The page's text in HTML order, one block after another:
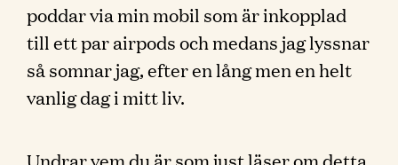
poddar via min mobil som är inkopplad
till ett par airpods och medans jag lyssnar
så somnar jag, efter en lång men en helt
vanlig dag i mitt liv.
Undrar vem du är som just läser om detta